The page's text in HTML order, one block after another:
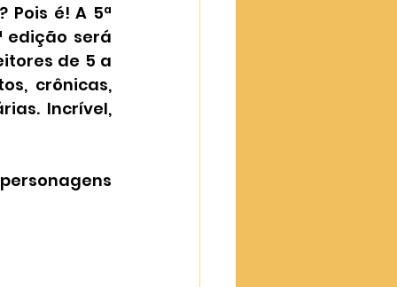
Pois é! A 5ª
edição será
de 5 a
crônicas,
Incrível,